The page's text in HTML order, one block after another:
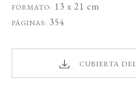
FORMATO: 13 x 21 cm
PÁGINAS: 354
CUBIERTA